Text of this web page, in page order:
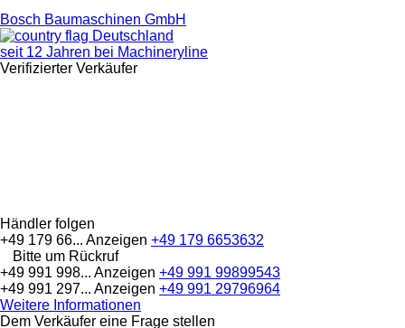
Bosch Baumaschinen GmbH
Deutschland
seit 12 Jahren bei Machineryline
Verifizierter Verkäufer
Händler folgen
+49 179 66... Anzeigen +49 179 6653632
Bitte um Rückruf
+49 991 998... Anzeigen +49 991 99899543
+49 991 297... Anzeigen +49 991 29796964
Weitere Informationen
Dem Verkäufer eine Frage stellen